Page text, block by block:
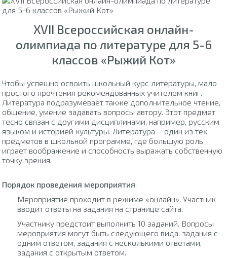
XVII Всероссийская онлайн-
олимпиада по литературе для 5-6
классов «Рыжий Кот»
Чтобы успешно освоить школьный курс литературы, мало
простого прочтения рекомендованных учителем книг.
Литература подразумевает также дополнительное чтение,
общение, умение задавать вопросы автору. Этот предмет
тесно связан с другими дисциплинами, например, русским
языком и историей культуры. Литература – один из тех
предметов в школьной программе, где большую роль
играет воображение и способность выражать собственную
точку зрения.
Порядок проведения мероприятия:
Мероприятие проходит в режиме «онлайн». Участник
вводит ответы на задания на странице сайта.
Участнику предстоит выполнить 10 заданий. Вопросы
мероприятия могут быть следующего вида: задания с
одним ответом, задания с несколькими ответами,
задания с открытым ответом.